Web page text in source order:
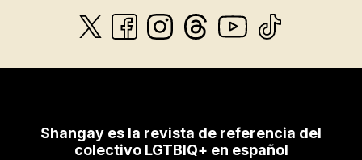
Shangay es la revista de referencia del
colectivo LGTBIQ+ en español